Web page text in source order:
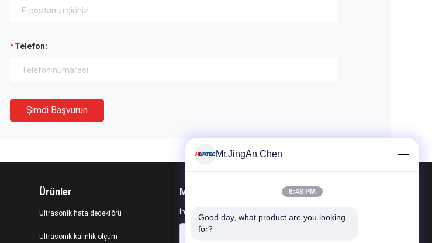
Telefon:
Şimdi Başvurun
Ürünler
Ultrasonik hata dedektörü
Ultrasonik kalınlık ölçüm
Mail Gönder
İhtiyaçlarınızı bize bildirin. En iyi ürünleri sizinle bağlayacağız.
Mr.JingAn Chen
6:48 PM
Good day, what product are you looking
for?